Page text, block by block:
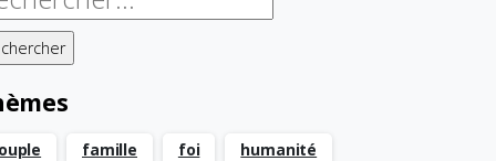
famille foi humanité